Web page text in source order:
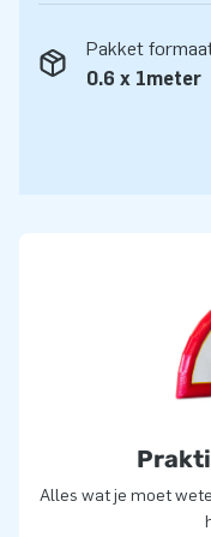
Pakket
0.6 x 1meter
Alles wat je moet